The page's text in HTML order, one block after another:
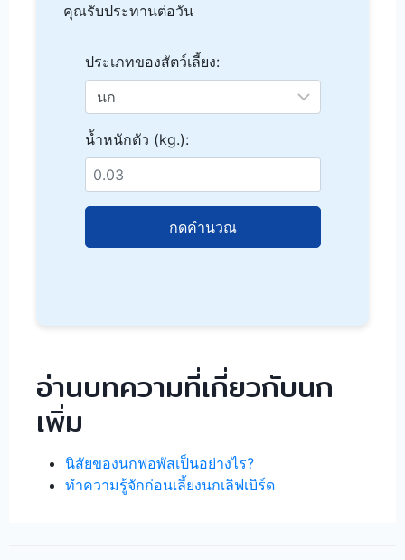
คุณรับประทานต่อวัน
ประเภทของสัตว์เลี้ยง:
น้ำหนักตัว (kg.):
กดคำนวณ
อ่านบทความที่เกี่ยวกับนก
เพิ่ม
นิสัยของนกฟอพัสเป็นอย่างไร?
ทำความรู้จักก่อนเลี้ยงนกเลิฟเบิร์ด